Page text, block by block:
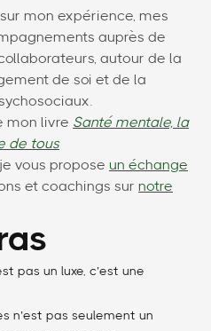
mon expérience, mes
auprès de
autour de la
de soi et de la
mon livre Santé mentale, la
de tous
vous propose un échange
et coachings sur notre
pas un luxe, c’est une
n’est pas seulement un